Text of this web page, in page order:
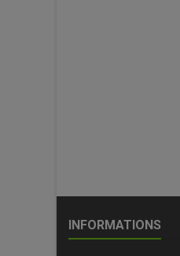
INFORMATIONS